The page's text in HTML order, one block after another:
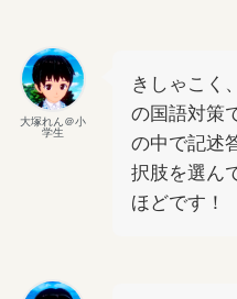
大塚れん＠小
学生
きしゃこく
の国語対策
の中で記述
択肢を選ん
ほどです！